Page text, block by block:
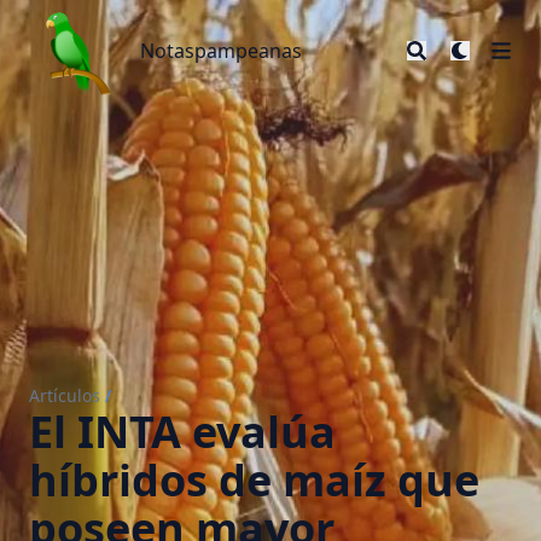
Notaspampeanas
Notaspampeanas
Artículos /
El INTA evalúa
híbridos de maíz que
poseen mayor